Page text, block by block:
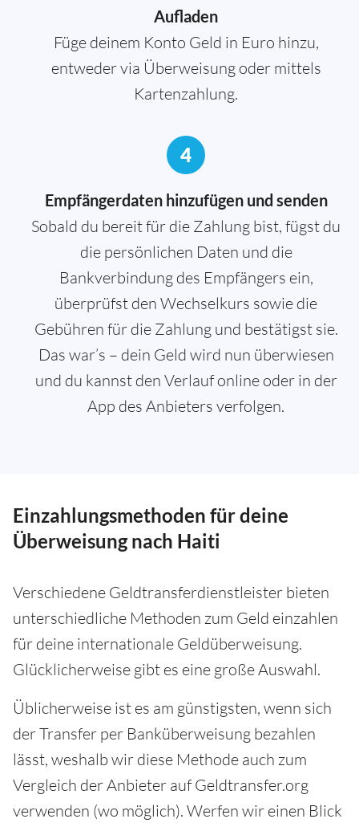
Aufladen
Füge deinem Konto Geld in Euro hinzu,
entweder via Überweisung oder mittels
Kartenzahlung.
4
Empfängerdaten hinzufügen und senden
Sobald du bereit für die Zahlung bist, fügst du
die persönlichen Daten und die
Bankverbindung des Empfängers ein,
überprüfst den Wechselkurs sowie die
Gebühren für die Zahlung und bestätigst sie.
Das war’s – dein Geld wird nun überwiesen
und du kannst den Verlauf online oder in der
App des Anbieters verfolgen.
Einzahlungsmethoden für deine
Überweisung nach Haiti
Verschiedene Geldtransferdienstleister bieten
unterschiedliche Methoden zum Geld einzahlen
für deine internationale Geldüberweisung.
Glücklicherweise gibt es eine große Auswahl.
Üblicherweise ist es am günstigsten, wenn sich
der Transfer per Banküberweisung bezahlen
lässt, weshalb wir diese Methode auch zum
Vergleich der Anbieter auf Geldtransfer.org
verwenden (wo möglich). Werfen wir einen Blick